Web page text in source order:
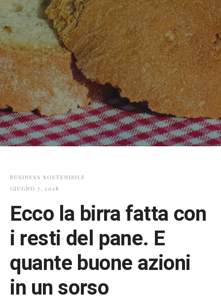
BUSINESS SOSTENIBILE
GIUGNO 7, 2018
Ecco la birra fatta con
i resti del pane. E
quante buone azioni
in un sorso